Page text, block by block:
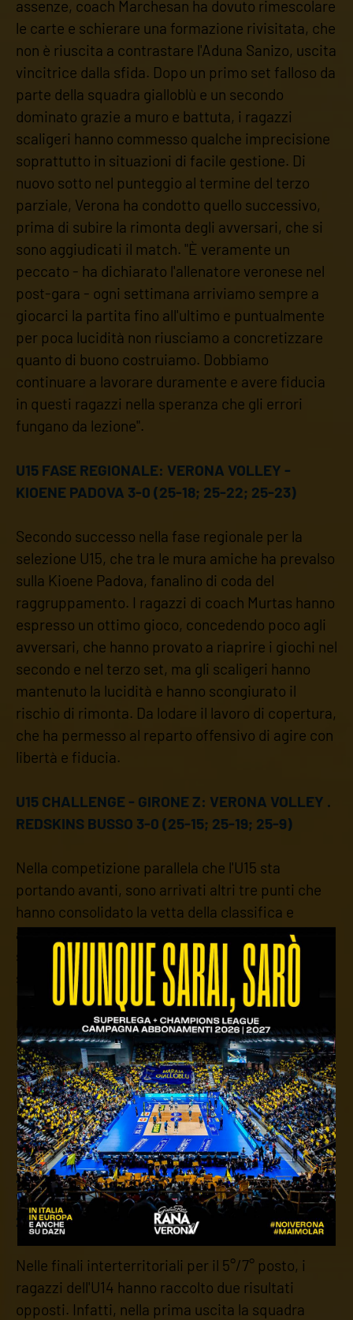
assenze, coach Marchesan ha dovuto rimescolare
le carte e schierare una formazione rivisitata, che
non è riuscita a contrastare l'Aduna Sanizo, uscita
vincitrice dalla sfida. Dopo un primo set falloso da
parte della squadra gialloblù e un secondo
dominato grazie a muro e battuta, i ragazzi
scaligeri hanno commesso qualche imprecisione
soprattutto in situazioni di facile gestione. Di
nuovo sotto nel punteggio al termine del terzo
parziale, Verona ha condotto quello successivo,
prima di subire la rimonta degli avversari, che si
sono aggiudicati il match. "È veramente un
peccato - ha dichiarato l'allenatore veronese nel
post-gara - ogni settimana arriviamo sempre a
giocarci la partita fino all'ultimo e puntualmente
per poca lucidità non riusciamo a concretizzare
quanto di buono costruiamo. Dobbiamo
continuare a lavorare duramente e avere fiducia
in questi ragazzi nella speranza che gli errori
fungano da lezione".
U15 FASE REGIONALE: VERONA VOLLEY -
KIOENE PADOVA 3-0 (25-18; 25-22; 25-23)
Secondo successo nella fase regionale per la
selezione U15, che tra le mura amiche ha prevalso
sulla Kioene Padova, fanalino di coda del
raggruppamento. I ragazzi di coach Murtas hanno
espresso un ottimo gioco, concedendo poco agli
avversari, che hanno provato a riaprire i giochi nel
secondo e nel terzo set, ma gli scaligeri hanno
mantenuto la lucidità e hanno scongiurato il
rischio di rimonta. Da lodare il lavoro di copertura,
che ha permesso al reparto offensivo di agire con
libertà e fiducia.​​​ ​​​​
U15 CHALLENGE - GIRONE Z: VERONA VOLLEY .
REDSKINS BUSSO 3-0 (25-15; 25-19; 25-9)
Nella competizione parallela che l'U15 sta
portando avanti, sono arrivati altri tre punti che
hanno consolidato la vetta della classifica e
allungato la striscia di vittorie. La formazione
sperimentale provata da coach Jorcano ha
superato senza grossi affanni l'ostacolo Redskins
Busso con un sonoro 3-0 che non ha lasciato
margine di replica alla squadra ospite. Evidente il
divario tecnico tra le due avversarie, come
testimoniato dai tanti punti di distacco nei vari
parziali.
U14 FINALI 5°/7° POSTO
VERONA VOLLEY - VOLLEY MELEDO 3-0 (25-18;
25-13; 28-26)
VOLLEY MELEDO - VERONA VOLLEY 3-1 (20-25;
27-25; 26-24; 25-13)
Nelle finali interterritoriali per il 5°/7° posto, i
ragazzi dell'U14 hanno raccolto due risultati
opposti. Infatti, nella prima uscita la squadra